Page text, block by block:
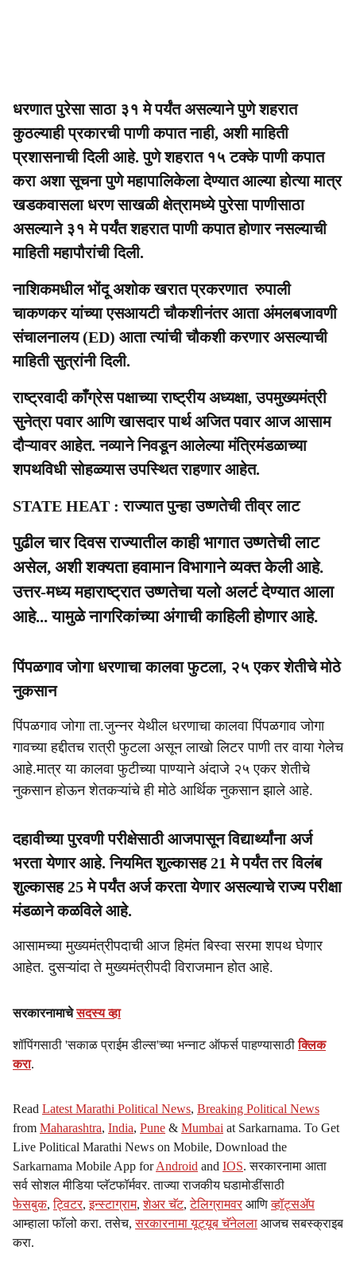
धरणात पुरेसा साठा ३१ मे पर्यंत असल्याने पुणे शहरात
कुठल्याही प्रकारची पाणी कपात नाही, अशी माहिती
प्रशासनाची दिली आहे. पुणे शहरात १५ टक्के पाणी कपात
करा अशा सूचना पुणे महापालिकेला देण्यात आल्या होत्या मात्र
खडकवासला धरण साखळी क्षेत्रामध्ये पुरेसा पाणीसाठा
असल्याने ३१ मे पर्यंत शहरात पाणी कपात होणार नसल्याची
माहिती महापौरांची दिली.
नाशिकमधील भोंदू अशोक खरात प्रकरणात रुपाली
चाकणकर यांच्या एसआयटी चौकशीनंतर आता अंमलबजावणी
संचालनालय (ED) आता त्यांची चौकशी करणार असल्याची
माहिती सुत्रांनी दिली.
राष्ट्रवादी काँग्रेस पक्षाच्या राष्ट्रीय अध्यक्षा, उपमुख्यमंत्री
सुनेत्रा पवार आणि खासदार पार्थ अजित पवार आज आसाम
दौऱ्यावर आहेत. नव्याने निवडून आलेल्या मंत्रिमंडळाच्या
शपथविधी सोहळ्यास उपस्थित राहणार आहेत.
STATE HEAT : राज्यात पुन्हा उष्णतेची तीव्र लाट
पुढील चार दिवस राज्यातील काही भागात उष्णतेची लाट
असेल, अशी शक्यता हवामान विभागाने व्यक्त केली आहे.
उत्तर-मध्य महाराष्ट्रात उष्णतेचा यलो अलर्ट देण्यात आला
आहे... यामुळे नागरिकांच्या अंगाची काहिली होणार आहे.
पिंपळगाव जोगा धरणाचा कालवा फुटला, २५ एकर शेतीचे मोठे
नुकसान
पिंपळगाव जोगा ता.जुन्नर येथील धरणाचा कालवा पिंपळगाव जोगा
गावच्या हद्दीतच रात्री फुटला असून लाखो लिटर पाणी तर वाया गेलेच
आहे.मात्र या कालवा फुटीच्या पाण्याने अंदाजे २५ एकर शेतीचे
नुकसान होऊन शेतकऱ्यांचे ही मोठे आर्थिक नुकसान झाले आहे.
दहावीच्या पुरवणी परीक्षेसाठी आजपासून विद्यार्थ्यांना अर्ज
भरता येणार आहे. नियमित शुल्कासह 21 मे पर्यंत तर विलंब
शुल्कासह 25 मे पर्यंत अर्ज करता येणार असल्याचे राज्य परीक्षा
मंडळाने कळविले आहे.
आसामच्या मुख्यमंत्रीपदाची आज हिमंत बिस्वा सरमा शपथ घेणार
आहेत. दुसऱ्यांदा ते मुख्यमंत्रीपदी विराजमान होत आहे.
सरकारनामाचेसदस्य व्हा
शॉपिंगसाठी 'सकाळ प्राईम डील्स'च्या भन्नाट ऑफर्स पाहण्यासाठीक्लिक
करा.
Read Latest Marathi Political News, Breaking Political News
from Maharashtra, India, Pune & Mumbai at Sarkarnama. To Get
Live Political Marathi News on Mobile, Download the
Sarkarnama Mobile App forAndroid and IOS. सरकारनामा आता
सर्व सोशल मीडिया प्लॅटफॉर्मवर. ताज्या राजकीय घडामोडींसाठी
फेसबुक,ट्विटर,इन्स्टाग्राम,शेअर चॅट,टेलिग्रामवर आणिव्हॉट्सॲप
आम्हाला फॉलो करा. तसेच,सरकारनामा यूट्यूब चॅनेलला आजच सबस्क्राइब
करा.